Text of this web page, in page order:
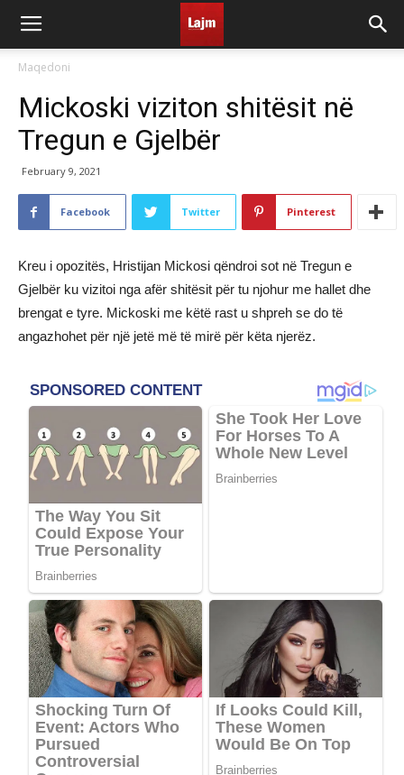
Maqedoni
Mickoski viziton shitësit në
Tregun e Gjelbër
February 9, 2021
Facebook Twitter Pinterest
Kreu i opozitës, Hristijan Mickosi qëndroi sot në Tregun e
Gjelbër ku vizitoi nga afër shitësit për tu njohur me hallet dhe
brengat e tyre. Mickoski me këtë rast u shpreh se do të
angazhohet për një jetë më të mirë për këta njerëz.